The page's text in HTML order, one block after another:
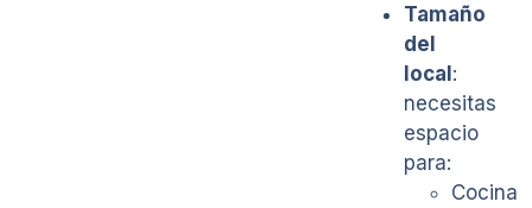
Tamaño
del
local:
necesitas
espacio
para:
Cocina